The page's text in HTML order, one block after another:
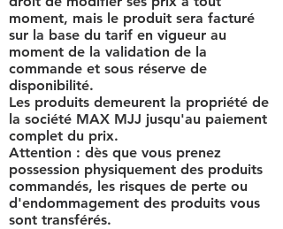
moment, mais le produit sera facturé
sur la base du tarif en vigueur au
moment de la validation de la
commande et sous réserve de
disponibilité.
Les produits demeurent la propriété de
la société MAX MJJ jusqu'au paiement
complet du prix.
Attention : dès que vous prenez
possession physiquement des produits
commandés, les risques de perte ou
d'endommagement des produits vous
sont transférés.